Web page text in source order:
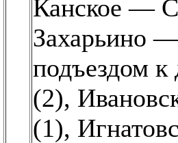
Канское —
Захарьино
подъездом
(2),
(1),